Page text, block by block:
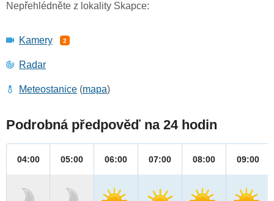
Nepřehlédněte z lokality Skapce:
Kamery 2
Radar
Meteostanice (mapa)
Podrobná předpověď na 24 hodin
04:00 05:00 06:00 07:00 08:00 09:00